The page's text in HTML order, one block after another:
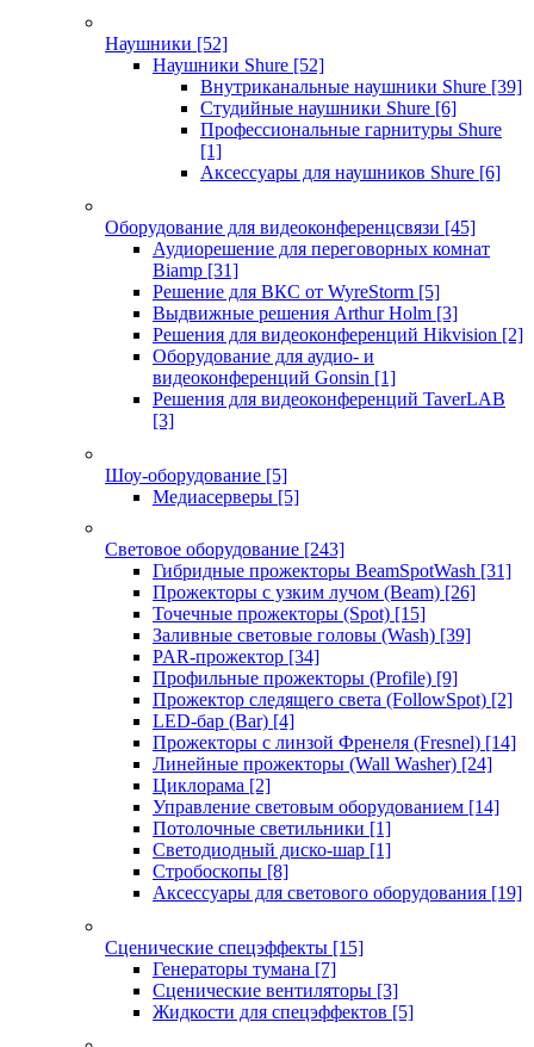
Наушники [52]
Наушники Shure [52]
Внутриканальные наушники Shure [39]
Студийные наушники Shure [6]
Профессиональные гарнитуры Shure
[1]
Аксессуары для наушников Shure [6]
Оборудование для видеоконференцсвязи [45]
Аудиорешение для переговорных комнат
Biamp [31]
Решение для ВКС от WyreStorm [5]
Выдвижные решения Arthur Holm [3]
Решения для видеоконференций Hikvision [2]
Оборудование для аудио- и
видеоконференций Gonsin [1]
Решения для видеоконференций TaverLAB
[3]
Шоу-оборудование [5]
Медиасерверы [5]
Световое оборудование [243]
Гибридные прожекторы BeamSpotWash [31]
Прожекторы с узким лучом (Beam) [26]
Точечные прожекторы (Spot) [15]
Заливные световые головы (Wash) [39]
PAR-прожектор [34]
Профильные прожекторы (Profile) [9]
Прожектор следящего света (FollowSpot) [2]
LED-бар (Bar) [4]
Прожекторы с линзой Френеля (Fresnel) [14]
Линейные прожекторы (Wall Washer) [24]
Циклорама [2]
Управление световым оборудованием [14]
Потолочные светильники [1]
Светодиодный диско-шар [1]
Стробоскопы [8]
Аксессуары для светового оборудования [19]
Сценические спецэффекты [15]
Генераторы тумана [7]
Сценические вентиляторы [3]
Жидкости для спецэффектов [5]